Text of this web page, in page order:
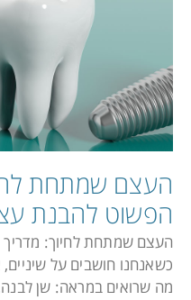
העצם שמתחת
הפשוט להבנת
העצם שמתחת לחיוך:
כשאנחנו חושבים על
מה שרואים במראה: שן לבנה,